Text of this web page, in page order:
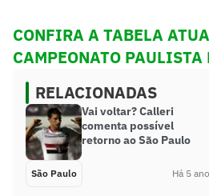
CONFIRA A TABELA
CAMPEONATO
RELACIONADAS
Vai voltar? Calleri
comenta possível
retorno ao São Paulo
São Paulo Há 5